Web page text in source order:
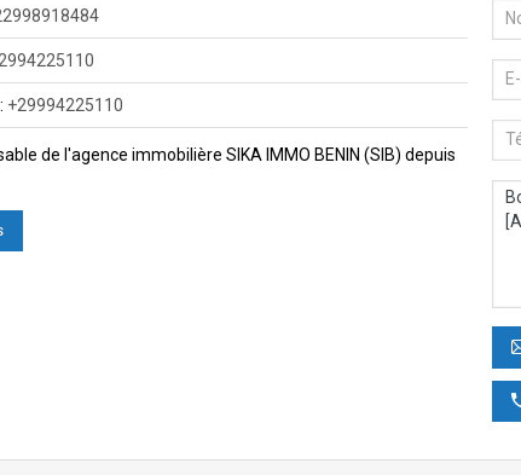
+29994225110
de l'agence immobilière SIKA IMMO BENIN (SIB) depuis